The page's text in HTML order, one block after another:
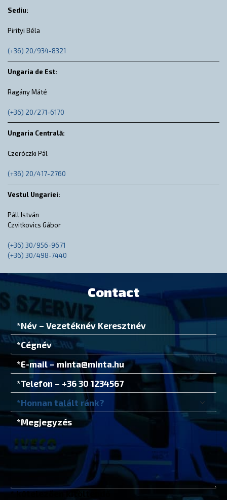
Sediu:
Pirityi Béla
(+36) 20/934-8321
Ungaria de Est:
Ragány Máté
(+36) 20/271-6170
Ungaria Centrală:
Czeróczki Pál
(+36) 20/417-2760
Vestul Ungariei:
Páll István
Czvitkovics Gábor
(+36) 30/956-9671
(+36) 30/498-7440
Contact
* kötelezően kitöltendő